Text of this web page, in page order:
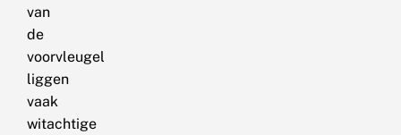
van
de
voorvleugel
liggen
vaak
witachtige